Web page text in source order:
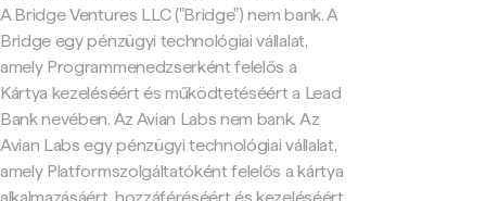
A Bridge Ventures LLC ("Bridge") nem bank. A
Bridge egy pénzügyi technológiai vállalat,
amely Programmenedzserként felelős a
Kártya kezeléséért és működtetéséért a Lead
Bank nevében. Az Avian Labs nem bank. Az
Avian Labs egy pénzügyi technológiai vállalat,
amely Platformszolgáltatóként felelős a kártya